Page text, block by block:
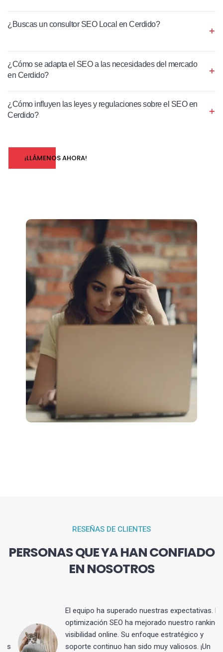
¿Buscas un consultor SEO Local en Cerdido?
¿Cómo se adapta el SEO a las necesidades del mercado
en Cerdido?
¿Cómo influyen las leyes y regulaciones sobre el SEO en
Cerdido?
¡LLÁMENOS AHORA!
RESEÑAS DE CLIENTES
PERSONAS QUE YA HAN CONFIADO
EN NOSOTROS
El equipo ha superado nuestras expectativas. La
optimización SEO ha mejorado nuestro ranking y
visibilidad online. Su enfoque estratégico y
soporte continuo han sido muy valiosos. ¡Un